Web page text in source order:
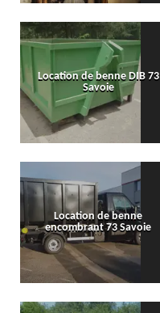
Location de benne DIB 73
Savoie
Location de benne
encombrant 73 Savoie